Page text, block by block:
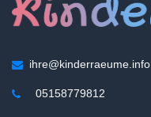
ihre@kinderraeume.info
05158779812